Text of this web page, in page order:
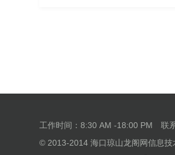
工作时间：8:30 AM -18:00 PM 联
© 2013-2014 海口琼山龙阁网信息技